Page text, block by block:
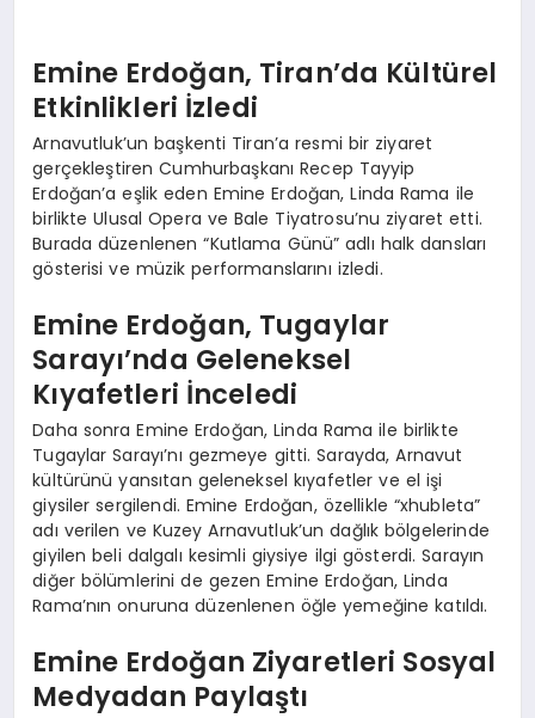
Emine Erdoğan, Tiran’da Kültürel
Etkinlikleri İzledi
Arnavutluk’un başkenti Tiran’a resmi bir ziyaret
gerçekleştiren Cumhurbaşkanı Recep Tayyip
Erdoğan’a eşlik eden Emine Erdoğan, Linda Rama ile
birlikte Ulusal Opera ve Bale Tiyatrosu’nu ziyaret etti.
Burada düzenlenen “Kutlama Günü” adlı halk dansları
gösterisi ve müzik performanslarını izledi.
Emine Erdoğan, Tugaylar
Sarayı’nda Geleneksel
Kıyafetleri İnceledi
Daha sonra Emine Erdoğan, Linda Rama ile birlikte
Tugaylar Sarayı’nı gezmeye gitti. Sarayda, Arnavut
kültürünü yansıtan geleneksel kıyafetler ve el işi
giysiler sergilendi. Emine Erdoğan, özellikle “xhubleta”
adı verilen ve Kuzey Arnavutluk’un dağlık bölgelerinde
giyilen beli dalgalı kesimli giysiye ilgi gösterdi. Sarayın
diğer bölümlerini de gezen Emine Erdoğan, Linda
Rama’nın onuruna düzenlenen öğle yemeğine katıldı.
Emine Erdoğan Ziyaretleri Sosyal
Medyadan Paylaştı